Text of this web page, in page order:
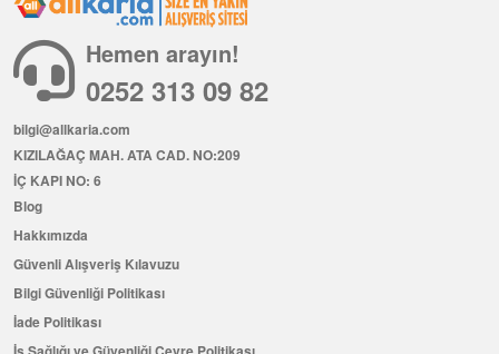
Hemen arayın!
0252 313 09 82
bilgi@allkaria.com
KIZILAĞAÇ MAH. ATA CAD. NO:209
İÇ KAPI NO: 6
Blog
Hakkımızda
Güvenli Alışveriş Kılavuzu
Bilgi Güvenliği Politikası
İade Politikası